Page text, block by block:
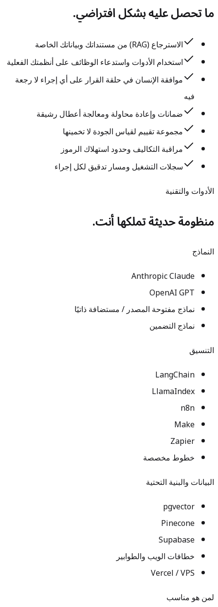
ما تحصل عليه بشكل افتراضي.
الاسترجاع (RAG) من مستنداتك وبياناتك الخاصة
استخدام الأدوات واستدعاء الوظائف على أنظمتك الفعلية
موافقة الإنسان في حلقة القرار على أي إجراء لا رجعة
فيه
ضمانات وإعادة محاولة ومعالجة أعطال رشيقة
مجموعة تقييم لقياس الجودة لا تخمينها
مراقبة التكاليف وحدود استهلاك الرموز
سجلات التشغيل ومسار تدقيق لكل إجراء
الأدوات والتقنية
منظومة حديثة تملكها أنت.
النماذج
Anthropic Claude
OpenAI GPT
نماذج مفتوحة المصدر / مستضافة ذاتيًا
نماذج التضمين
التنسيق
LangChain
LlamaIndex
n8n
Make
Zapier
خطوط مخصصة
البيانات والبنية التحتية
pgvector
Pinecone
Supabase
خطافات الويب والطوابير
Vercel / VPS
لمن هو مناسب